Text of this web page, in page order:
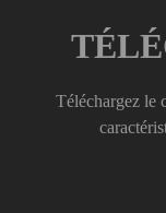
Téléchargez le